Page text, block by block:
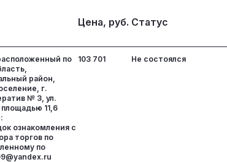
Цена, руб. Статус
по
район,
г.
№ 3, ул.
11,6
ознакомления с
торгов по
по
103 701 Не состоялся